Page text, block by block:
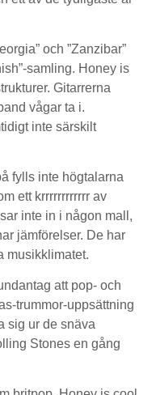
och ”Zanzibar”
samling. Honey is
Gitarrerna
vågar ta i.
inte särskilt
fylls inte högtalarna
ett krrrrrrrrrrrr av
inte in i någon mall,
jämförelser. De har
musikklimatet.
att pop- och
trummor-uppsättning
sig ur de snäva
Stones en gång